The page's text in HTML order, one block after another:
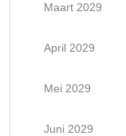
Maart 2029
April 2029
Mei 2029
Juni 2029